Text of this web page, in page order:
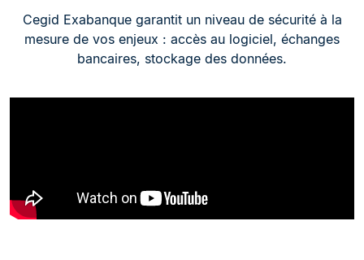
Cegid Exabanque garantit un niveau de sécurité à la
mesure de vos enjeux : accès au logiciel, échanges
bancaires, stockage des données.